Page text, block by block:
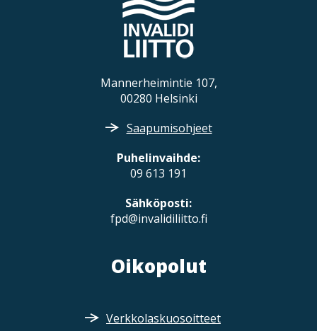
Mannerheimintie 107,
00280 Helsinki
Saapumisohjeet
Puhelinvaihde:
09 613 191
Sähköposti:
fpd@invalidiliitto.fi
Oikopolut
Verkkolaskuosoitteet